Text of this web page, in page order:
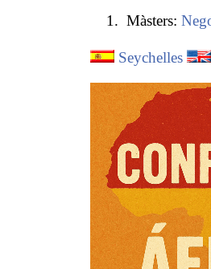
Màsters:
Seychelles